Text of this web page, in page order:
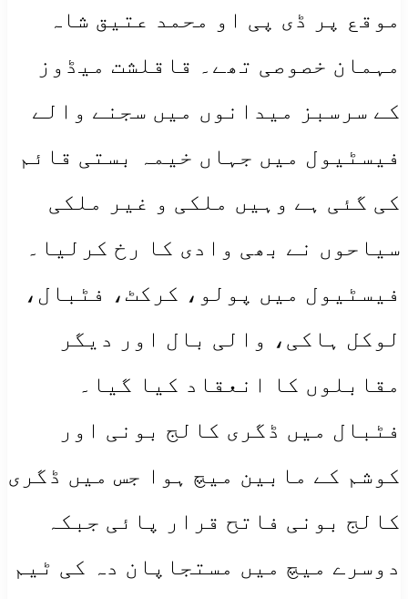
موقع پر ڈی پی او محمد عتیق شاہ
مہمان خصوصی تھے۔ قاقلشت میڈوز
کے سرسبز میدانوں میں سجنے والے
فیسٹیول میں جہاں خیمہ بستی قائم
کی گئی ہے وہیں ملکی و غیر ملکی
سیاحوں نے بھی وادی کا رخ کرلیا۔
فیسٹیول میں پولو، کرکٹ، فٹبال،
لوکل ہاکی، والی بال اور دیگر
مقابلوں کا انعقاد کیا گیا۔
فٹبال میں ڈگری کالج بونی اور
کوشم کے مابین میچ ہوا جس میں ڈگری
کالج بونی فاتح قرار پائی جبکہ
دوسرے میچ میں مستجاپان دہ کی ٹیم